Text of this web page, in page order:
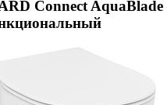
Connect AquaBlade